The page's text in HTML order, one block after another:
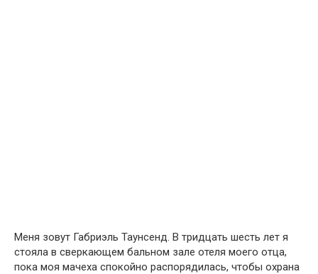
Меня зовут Габриэль Таунсенд. В тридцать шесть лет я
стояла в сверкающем бальном зале отеля моего отца,
пока моя мачеха спокойно распорядилась, чтобы охрана